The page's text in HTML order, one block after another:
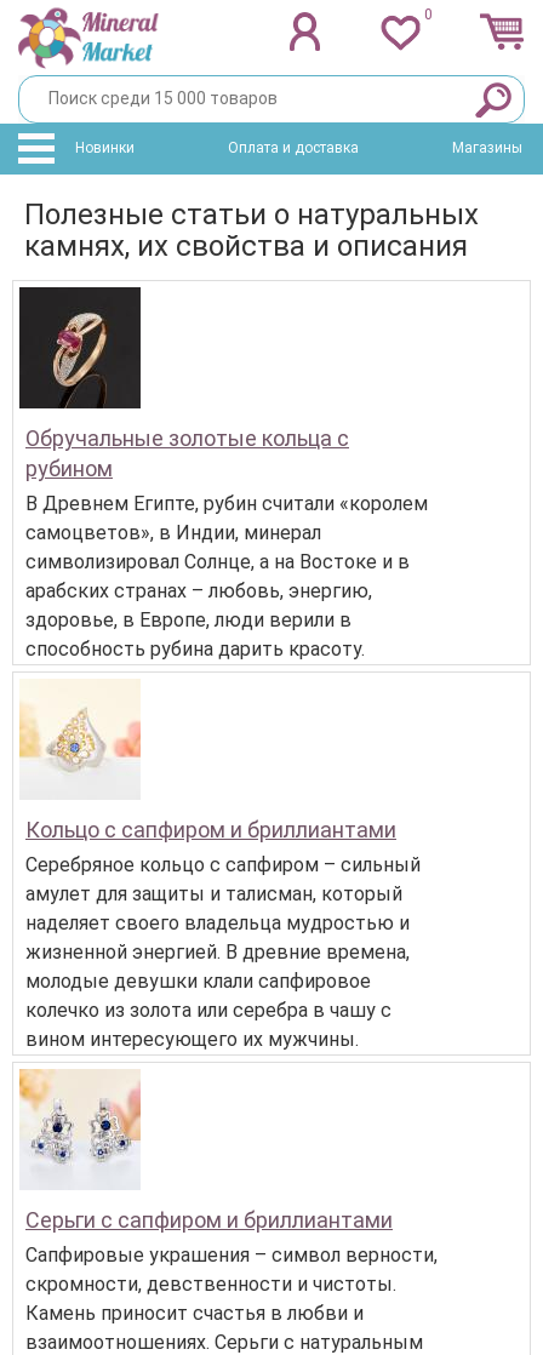
0
Новинки Оплата и доставка Магазины
Полезные статьи о натуральных
камнях, их свойства и описания
Обручальные золотые кольца с
рубином
В Древнем Египте, рубин считали «королем
самоцветов», в Индии, минерал
символизировал Солнце, а на Востоке и в
арабских странах – любовь, энергию,
здоровье, в Европе, люди верили в
способность рубина дарить красоту.
Кольцо с сапфиром и бриллиантами
Серебряное кольцо с сапфиром – сильный
амулет для защиты и талисман, который
наделяет своего владельца мудростью и
жизненной энергией. В древние времена,
молодые девушки клали сапфировое
колечко из золота или серебра в чашу с
вином интересующего их мужчины.
Серьги с сапфиром и бриллиантами
Сапфировые украшения – символ верности,
скромности, девственности и чистоты.
Камень приносит счастья в любви и
взаимоотношениях. Серьги с натуральным